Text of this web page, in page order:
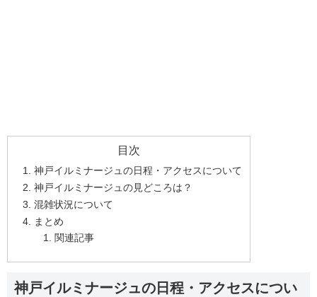
目次
神戸イルミナージュの日程・アクセスについて
神戸イルミナージュの見どころは？
混雑状況について
まとめ
関連記事
神戸イルミナージュの日程・アクセスについ